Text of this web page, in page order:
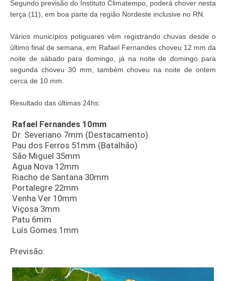
Segundo previsão do Instituto Climatempo, poderá chover nesta
terça (11), em boa parte da região Nordeste inclusive no RN.
Vários municípios potiguares vêm registrando chuvas desde o
último final de semana, em Rafael Fernandes choveu 12 mm da
noite de sábado para domingo, já na noite de domingo para
segunda choveu 30 mm, também choveu na noite de ontem
cerca de 10 mm.
Resultado das últimas 24hs:
Rafael Fernandes 10mm
Dr. Severiano 7mm (Destacamento)
Pau dos Ferros 51mm (Batalhão)
São Miguel 35mm
Agua Nova 12mm
Riacho de Santana 30mm
Portalegre 22mm
Venha Ver 10mm
Viçosa 3mm
Patu 6mm
Luís Gomes 1mm
Previsão: